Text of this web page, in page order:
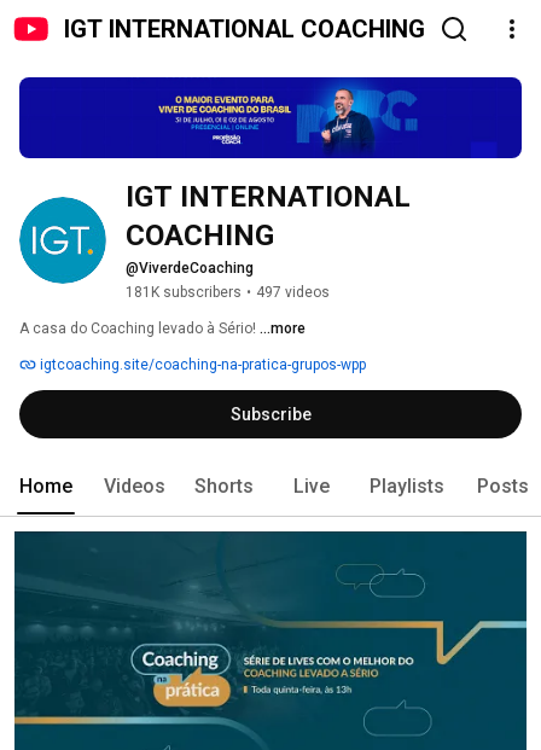
IGT INTERNATIONAL COACHING
IGT INTERNATIONAL
COACHING
@ViverdeCoaching
181K subscribers • 497 videos
A casa do Coaching levado à Sério! ...more
igtcoaching.site/coaching-na-pratica-grupos-wpp
Subscribe
Home Videos Shorts Live Playlists Posts